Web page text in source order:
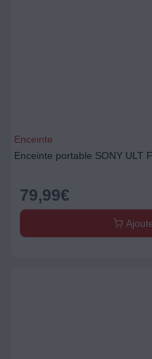
Enceinte
Enceinte portable SONY ULT
79,99€